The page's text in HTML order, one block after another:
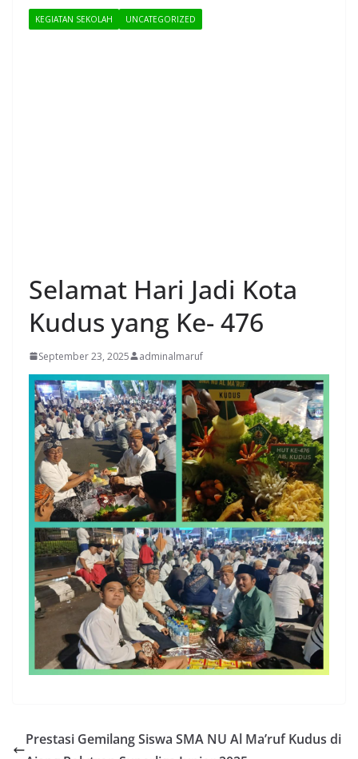
KEGIATAN SEKOLAH UNCATEGORIZED
Selamat Hari Jadi Kota
Kudus yang Ke- 476
September 23, 2025 adminalmaruf
Prestasi Gemilang Siswa SMA NU Al Ma’ruf Kudus di